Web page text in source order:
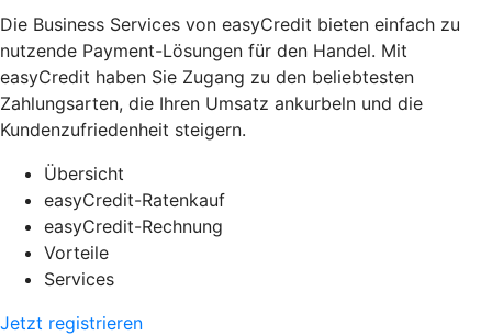
Die Business Services von easyCredit bieten einfach zu
nutzende Payment-Lösungen für den Handel. Mit
easyCredit haben Sie Zugang zu den beliebtesten
Zahlungsarten, die Ihren Umsatz ankurbeln und die
Kundenzufriedenheit steigern.
Übersicht
easyCredit-Ratenkauf
easyCredit-Rechnung
Vorteile
Services
Jetzt registrieren